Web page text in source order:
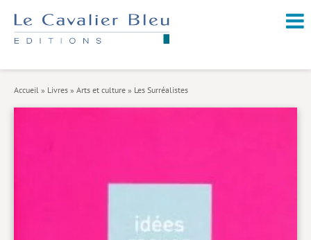
CATALOGUE
Géopolitique
Nature et environnement
Accueil » Livres » Arts et culture » Les Surréalistes